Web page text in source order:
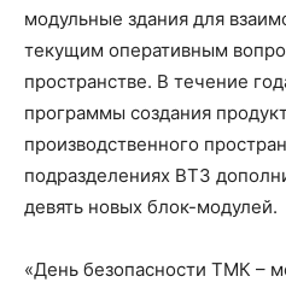
модульные здания для
текущим оперативным
пространстве. В течение
программы создания
производственного
подразделениях ВТЗ
девять новых блок-модулей.
«День безопасности ТМК –